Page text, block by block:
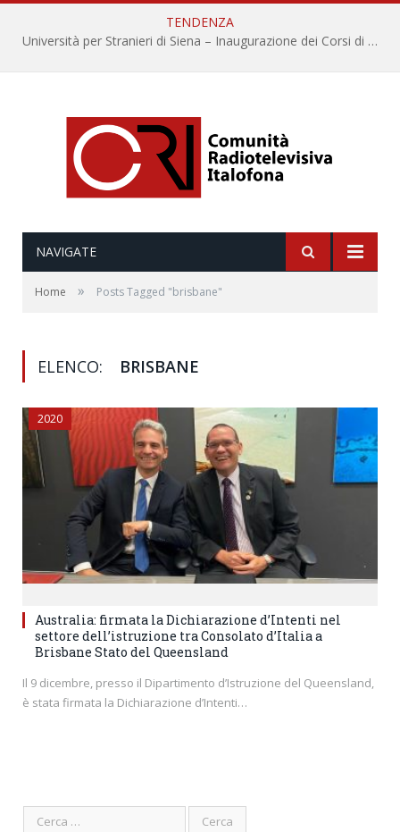
TENDENZA
Università per Stranieri di Siena – Inaugurazione dei Corsi di Lingua e Cultura Italiana, 109a annata
NAVIGATE
Home » Posts Tagged "brisbane"
ELENCO: BRISBANE
2020
Australia: firmata la Dichiarazione d’Intenti nel
settore dell’istruzione tra Consolato d’Italia a
Brisbane Stato del Queensland
Il 9 dicembre, presso il Dipartimento d’Istruzione del Queensland,
è stata firmata la Dichiarazione d’Intenti…